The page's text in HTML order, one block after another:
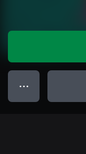
● ● ●